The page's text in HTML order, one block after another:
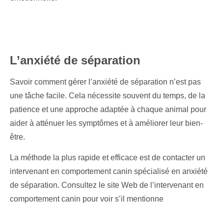
L’anxiété de séparation
Savoir comment gérer l’anxiété de séparation n’est pas
une tâche facile. Cela nécessite souvent du temps, de la
patience et une approche adaptée à chaque animal pour
aider à atténuer les symptômes et à améliorer leur bien-
être.
La méthode la plus rapide et efficace est de contacter un
intervenant en comportement canin spécialisé en anxiété
de séparation. Consultez le site Web de l’intervenant en
comportement canin pour voir s’il mentionne